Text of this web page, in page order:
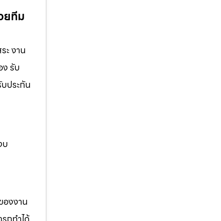
ยทีม
ะ งาน
รับ
ประกัน
บ
องงาน